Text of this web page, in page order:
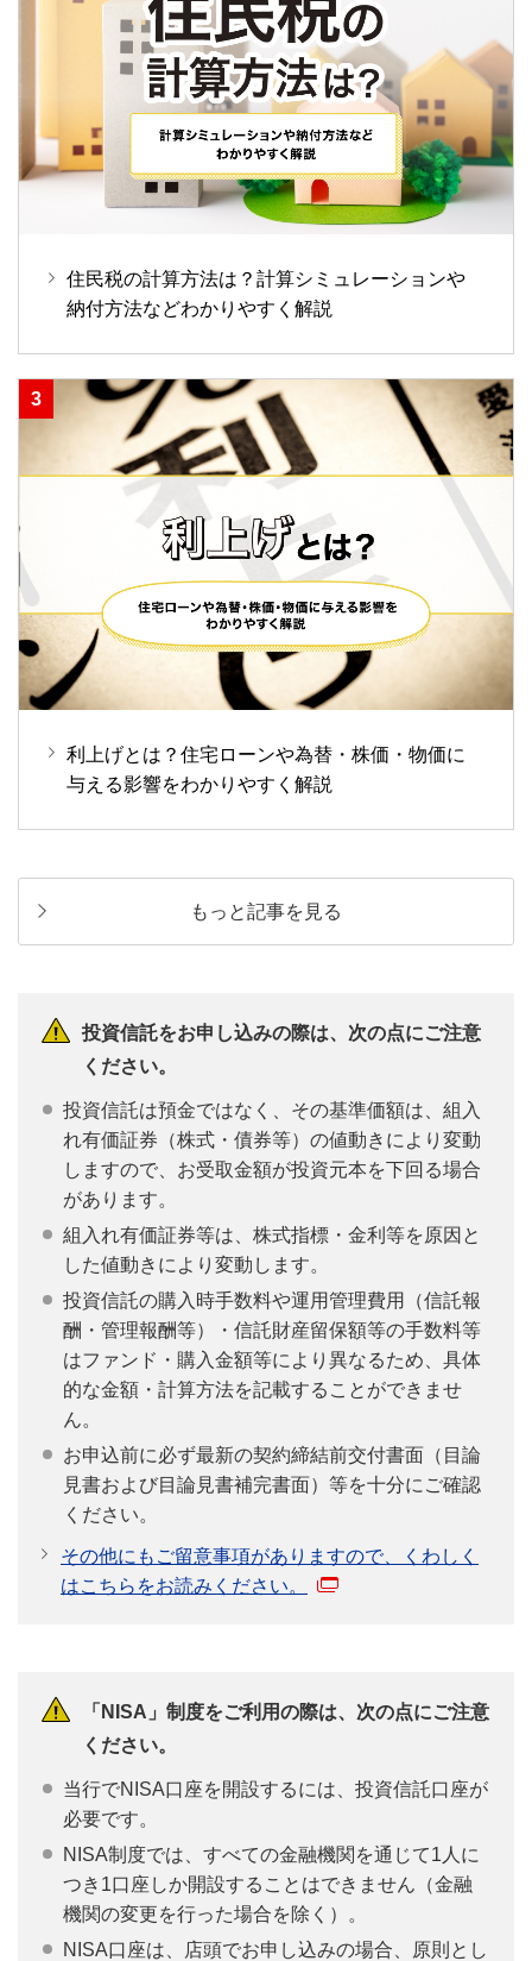
住民税の計算方法は？計算シミュレーションや
納付方法などわかりやすく解説
利上げとは？住宅ローンや為替・株価・物価に
与える影響をわかりやすく解説
もっと記事を見る
投資信託をお申し込みの際は、次の点にご注意
ください。
投資信託は預金ではなく、その基準価額は、組入
れ有価証券（株式・債券等）の値動きにより変動
しますので、お受取金額が投資元本を下回る場合
があります。
組入れ有価証券等は、株式指標・金利等を原因と
した値動きにより変動します。
投資信託の購入時手数料や運用管理費用（信託報
酬・管理報酬等）・信託財産留保額等の手数料等
はファンド・購入金額等により異なるため、具体
的な金額・計算方法を記載することができませ
ん。
お申込前に必ず最新の契約締結前交付書面（目論
見書および目論見書補完書面）等を十分にご確認
ください。
その他にもご留意事項がありますので、くわしく
はこちらをお読みください。
「NISA」制度をご利用の際は、次の点にご注意
ください。
当行でNISA口座を開設するには、投資信託口座が
必要です。
NISA制度では、すべての金融機関を通じて1人に
つき1口座しか開設することはできません（金融
機関の変更を行った場合を除く）。
NISA口座は、店頭でお申し込みの場合、原則とし